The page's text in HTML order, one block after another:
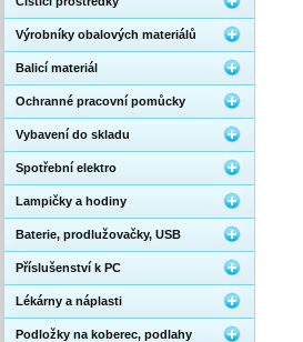
Výrobníky obalových materiálů
Balicí materiál
Ochranné pracovní pomůcky
Vybavení do skladu
Spotřební elektro
Lampičky a hodiny
Baterie, prodlužovačky, USB
Příslušenství k PC
Lékárny a náplasti
Podložky na koberec, podlahy